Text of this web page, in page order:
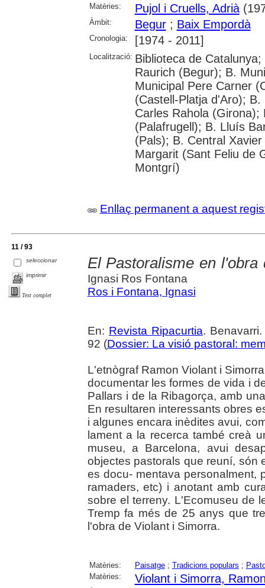
Matèries:
Pujol i Cruells, Adrià
Àmbit: Begur; Baix Empordà
Cronologia: [1974 - 2011]
Localització: Biblioteca de
Raurich (Begur); B.
Municipal Pere Carner
(Castell-Platja d'Aro);
Carles Rahola
(Palafrugell); B. Lluís
(Pals); B. Central
Margarit (Sant Feliu de
Montgrí)
Enllaç permanent a aquest
11 / 93
seleccionar
imprimir
Text complet
El Pastoralisme en
Ignasi Ros Fontana
Ros i Fontana, Ignasi
En: Revista Ripacurtia.
92 (Dossier: La visió pastoral:
L'etnògraf Ramon Violant i
documentar les formes de vida i
Pallars i de la Ribagorça, amb
En resultaren interessants obres
i algunes encara inèdites avui,
lament a la recerca també creà
museu, a Barcelona, avui
objectes pastorals que reuní, són
es docu- mentava personalment,
ramaders, etc) i anotant amb
sobre el terreny. L'Ecomuseu de
Tremp fa més de 25 anys que
l'obra de Violant i Simorra.
Matèries: Paisatge; Tradicions populars ;
Matèries:
Violant i Simorra,